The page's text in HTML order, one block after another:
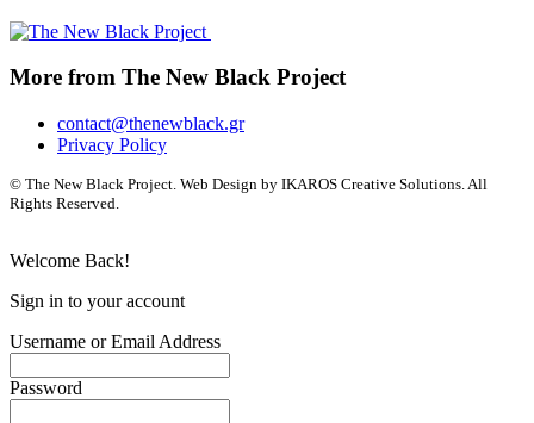
More from The New Black Project
contact@thenewblack.gr
Privacy Policy
© The New Black Project. Web Design by IKAROS Creative Solutions. All
Rights Reserved.
Welcome Back!
Sign in to your account
Username or Email Address
Password